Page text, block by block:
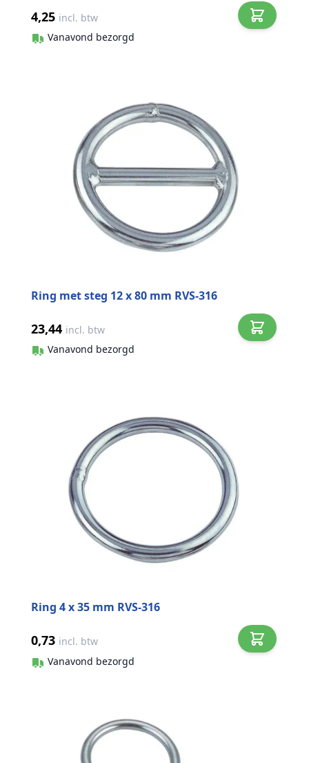
4,25 incl. btw
Vanavond bezorgd
Ring met steg 12 x 80 mm RVS-316
23,44 incl. btw
Vanavond bezorgd
Ring 4 x 35 mm RVS-316
0,73 incl. btw
Vanavond bezorgd